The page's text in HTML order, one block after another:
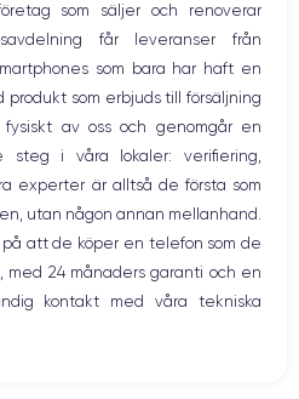
som säljer och renoverar
får leveranser från
som bara har haft en
produkt som erbjuds till försäljning
av oss och genomgår en
steg i våra lokaler: verifiering,
experter är alltså de första som
utan någon annan mellanhand.
att de köper en telefon som de
med 24 månaders garanti och en
kontakt med våra tekniska